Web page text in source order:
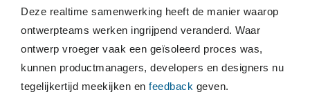
Deze realtime samenwerking heeft de manier waarop
ontwerpteams werken ingrijpend veranderd. Waar
ontwerp vroeger vaak een geïsoleerd proces was,
kunnen productmanagers, developers en designers nu
tegelijkertijd meekijken en feedback geven.